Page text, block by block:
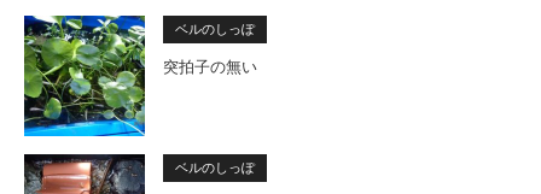
ベルのしっぽ
突拍子の無い
ベルのしっぽ